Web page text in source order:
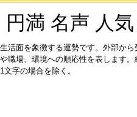
円満 名声 人
生活面を象徴する運勢です。外部か
や職場、環境への順応性を表します
1文字の場合を除く。